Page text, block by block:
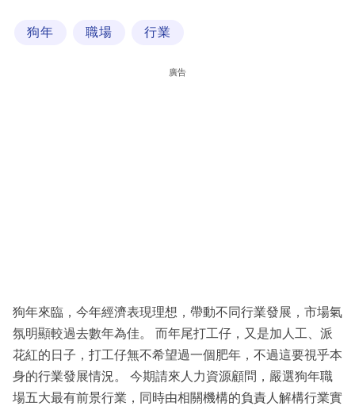
區
狗年 職場 行業
廣告
狗年來臨，今年經濟表現理想，帶動不同行業發展，市場氣
氛明顯較過去數年為佳。 而年尾打工仔，又是加人工、派
花紅的日子，打工仔無不希望過一個肥年，不過這要視乎本
身的行業發展情況。 今期請來人力資源顧問，嚴選狗年職
場五大最有前景行業，同時由相關機構的負責人解構行業實